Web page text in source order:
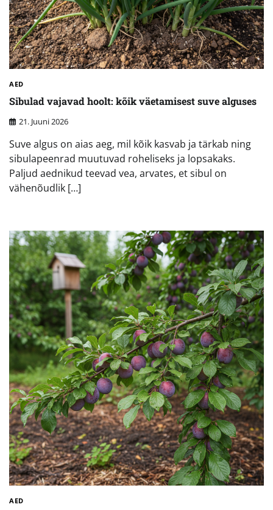
AED
Sibulad vajavad hoolt: kõik väetamisest suve alguses
21. Juuni 2026
Suve algus on aias aeg, mil kõik kasvab ja tärkab ning
sibulapeenrad muutuvad roheliseks ja lopsakaks.
Paljud aednikud teevad vea, arvates, et sibul on
vähenõudlik […]
AED